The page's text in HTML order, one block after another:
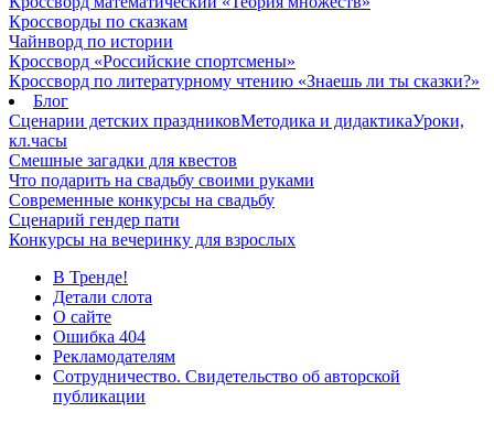
Кроссворды по сказкам
Чайнворд по истории
Кроссворд «Российские спортсмены»
Кроссворд по литературному чтению «Знаешь ли ты сказки?»
Блог
Сценарии детских праздниковМетодика и дидактикаУроки,
кл.часы
Смешные загадки для квестов
Что подарить на свадьбу своими руками
Современные конкурсы на свадьбу
Сценарий гендер пати
Конкурсы на вечеринку для взрослых
В Тренде!
Детали слота
О сайте
Ошибка 404
Рекламодателям
Сотрудничество. Свидетельство об авторской
публикации